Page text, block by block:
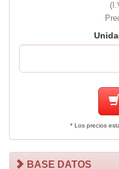
* Los precios
BASE DATOS